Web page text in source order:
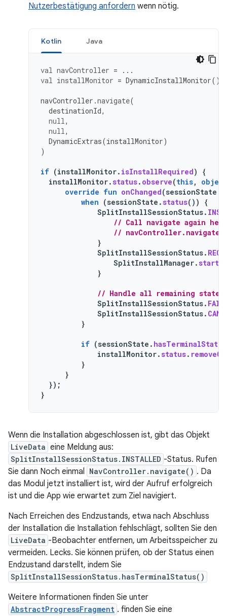
Nutzerbestätigung anfordern wenn nötig.
Kotlin Java
val navController =
...
val installMonitor = DynamicInstallMonitor()
navController .navigate(
destinationId,
null,
null,
DynamicExtras(installMonitor)
)
if (installMonitor. isInstallRequired)
{
installMonitor.status. observe(this,
object
override fun onChanged(sessionState
when (sessionState .status())
{
SplitInstallSessionStatus.
// Call navigate again
//
}
SplitInstallSessionStatus.
SplitInstallManager.
}
// Handle all remaining
SplitInstallSessionStatus.
SplitInstallSessionStatus.
}
if (sessionState . hasTerminalStatus
installMonitor.status.
}
}
});
}
Wenn die Installation abgeschlossen ist, gibt das Objekt
LiveData eine Meldung aus:
SplitInstallSessionStatus.INSTALLED -Status. Rufen
Sie dann Noch einmal NavController.navigate() . Da
das Modul jetzt installiert ist, wird der Aufruf erfolgreich
ist und die App wie erwartet zum Ziel navigiert.
Nach Erreichen des Endzustands, etwa nach Abschluss
der Installation die Installation fehlschlägt, sollten Sie den
LiveData -Beobachter entfernen, um Arbeitsspeicher zu
vermeiden. Lecks. Sie können prüfen, ob der Status einen
Endzustand darstellt, indem Sie
SplitInstallSessionStatus.hasTerminalStatus()
Weitere Informationen finden Sie unter
AbstractProgressFragment . finden Sie eine